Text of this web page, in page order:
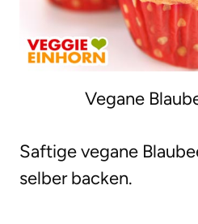
Vegane
Saftige vegane
selber backen.